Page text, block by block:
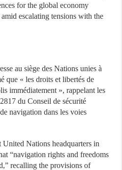
for the global economy
escalating tensions with the
au siège des Nations unies à
que « les droits et libertés de
immédiatement », rappelant les
du Conseil de sécurité
navigation dans les voies
Nations headquarters in
“navigation rights and freedoms
recalling the provisions of